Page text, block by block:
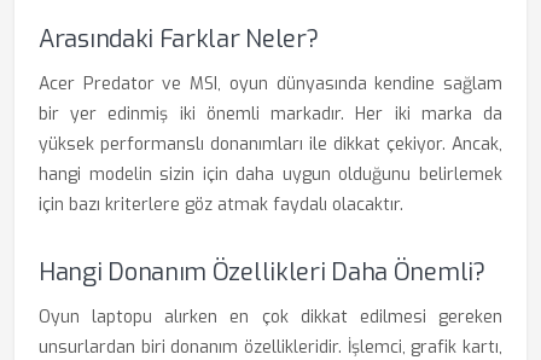
Arasındaki Farklar Neler?
Acer Predator ve MSI, oyun dünyasında kendine sağlam
bir yer edinmiş iki önemli markadır. Her iki marka da
yüksek performanslı donanımları ile dikkat çekiyor. Ancak,
hangi modelin sizin için daha uygun olduğunu belirlemek
için bazı kriterlere göz atmak faydalı olacaktır.
Hangi Donanım Özellikleri Daha Önemli?
Oyun laptopu alırken en çok dikkat edilmesi gereken
unsurlardan biri donanım özellikleridir. İşlemci, grafik kartı,